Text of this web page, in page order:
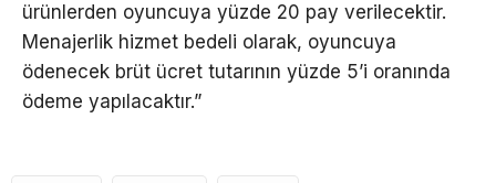
ürünlerden oyuncuya yüzde 20 pay verilecektir.
Menajerlik hizmet bedeli olarak, oyuncuya
ödenecek brüt ücret tutarının yüzde 5’i oranında
ödeme yapılacaktır.”